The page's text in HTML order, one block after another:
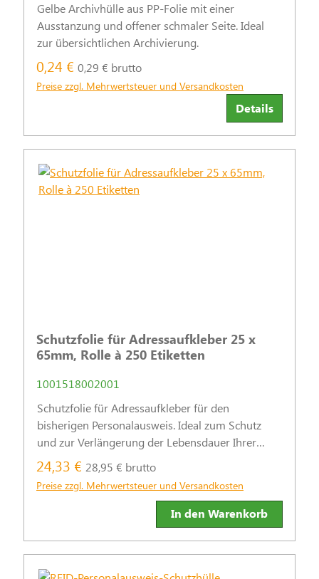
Gelbe Archivhülle aus PP-Folie mit einer
Ausstanzung und offener schmaler Seite. Ideal
zur übersichtlichen Archivierung.
0,24 € 0,29 € brutto
Preise zzgl. Mehrwertsteuer und Versandkosten
Details
Schutzfolie für Adressaufkleber 25 x
65mm, Rolle à 250 Etiketten
1001518002001
Schutzfolie für Adressaufkleber für den
bisherigen Personalausweis. Ideal zum Schutz
und zur Verlängerung der Lebensdauer Ihrer
Adressaufkleber.
24,33 € 28,95 € brutto
Preise zzgl. Mehrwertsteuer und Versandkosten
In den Warenkorb